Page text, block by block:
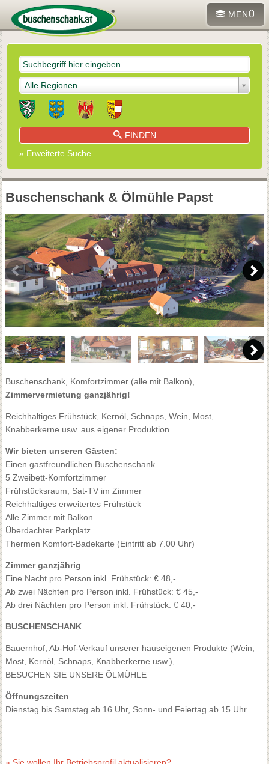
MENÜ
Alle Regionen
FINDEN
» Erweiterte Suche
Buschenschank & Ölmühle Papst
Buschenschank, Komfortzimmer (alle mit Balkon),
Zimmervermietung ganzjährig!
Reichhaltiges Frühstück, Kernöl, Schnaps, Wein, Most,
Knabberkerne usw. aus eigener Produktion
Wir bieten unseren Gästen:
Einen gastfreundlichen Buschenschank
5 Zweibett-Komfortzimmer
Frühstücksraum, Sat-TV im Zimmer
Reichhaltiges erweitertes Frühstück
Alle Zimmer mit Balkon
Überdachter Parkplatz
Thermen Komfort-Badekarte (Eintritt ab 7.00 Uhr)
Zimmer ganzjährig
Eine Nacht pro Person inkl. Frühstück: € 48,-
Ab zwei Nächten pro Person inkl. Frühstück: € 45,-
Ab drei Nächten pro Person inkl. Frühstück: € 40,-
BUSCHENSCHANK
Bauernhof, Ab-Hof-Verkauf unserer hauseigenen Produkte (Wein,
Most, Kernöl, Schnaps, Knabberkerne usw.),
BESUCHEN SIE UNSERE ÖLMÜHLE
Öffnungszeiten
Dienstag bis Samstag ab 16 Uhr, Sonn- und Feiertag ab 15 Uhr
» Sie wollen Ihr Betriebsprofil aktualisieren?